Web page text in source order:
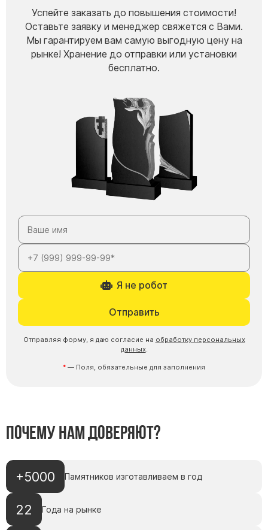
Успейте заказать до повышения стоимости!
Оставьте заявку и менеджер свяжется с Вами.
Мы гарантируем вам самую выгодную цену на
рынке! Хранение до отправки или установки
бесплатно.
Я не робот
Отправить
Отправляя форму, я даю согласие на обработку персональных
данных.
— Поля, обязательные для заполнения
Почему нам доверяют?
+5000 Памятников изготавливаем в год
22 Года на рынке